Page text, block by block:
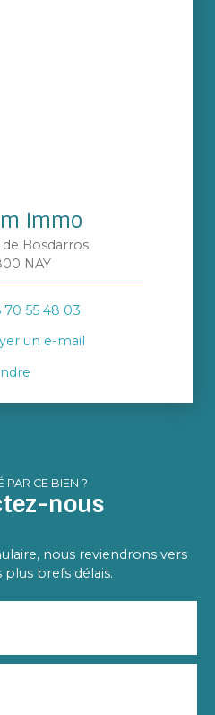
Immo
Bosdarros
NAY
70 55 48 03
un e-mail
PAR CE BIEN ?
nous
nous reviendrons vers
plus brefs délais.